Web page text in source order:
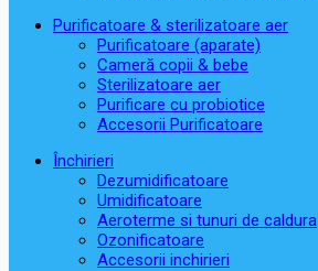
Purificatoare & sterilizatoare aer
Purificatoare (aparate)
Cameră copii & bebe
Sterilizatoare aer
Purificare cu probiotice
Accesorii Purificatoare
Închirieri
Dezumidificatoare
Umidificatoare
Aeroterme si tunuri de caldura
Ozonificatoare
Accesorii inchirieri